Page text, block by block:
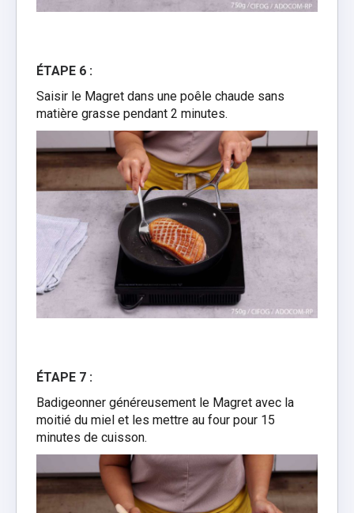
ÉTAPE 6 :
Saisir le Magret dans une poêle chaude sans
matière grasse pendant 2 minutes.
ÉTAPE 7 :
Badigeonner généreusement le Magret avec la
moitié du miel et les mettre au four pour 15
minutes de cuisson.